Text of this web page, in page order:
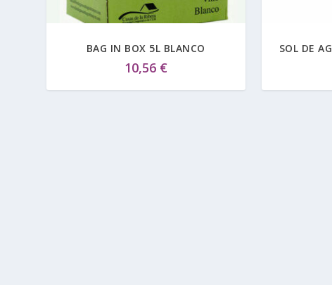
BAG IN BOX 5L BLANCO
10,56 €
SOL DE